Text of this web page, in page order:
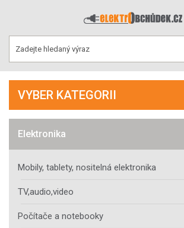
VYBER KATEGORII
Elektronika
Mobily, tablety, nositelná elektronika
TV,audio,video
Počítače a notebooky